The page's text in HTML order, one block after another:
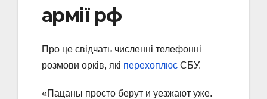
армії рф
Про це свідчать численні телефонні
розмови орків, які перехоплює СБУ.
«Пацаны просто берут и уезжают уже.